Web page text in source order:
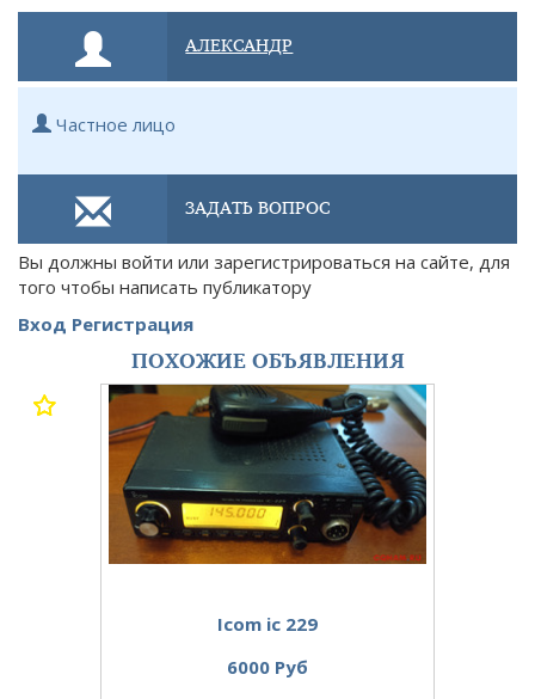
АЛЕКСАНДР
Частное лицо
ЗАДАТЬ ВОПРОС
Вы должны войти или зарегистрироваться на сайте, для
того чтобы написать публикатору
Вход Регистрация
ПОХОЖИЕ ОБЪЯВЛЕНИЯ
Icom ic 229
6000 Руб